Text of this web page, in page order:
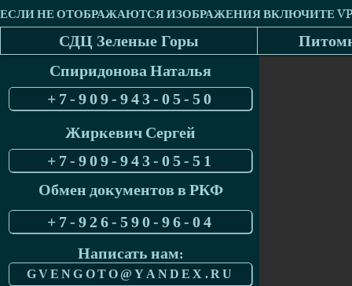
СДЦ Зеленые Горы
Спиридонова Наталья
+7-909-943-05-50
Жиркевич Сергей
+7-909-943-05-51
Обмен документов в РКФ
+7-926-590-96-04
Написать нам:
GVENGOTO@YANDEX.RU